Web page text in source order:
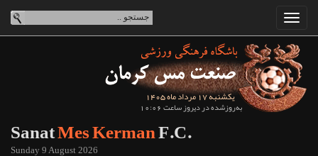
یکشنبه 17 مرداد ماه 1405
به‌روزشده در دیروز ساعت 10:06
SanatMes KermanF.C.
Sunday 9 August 2026